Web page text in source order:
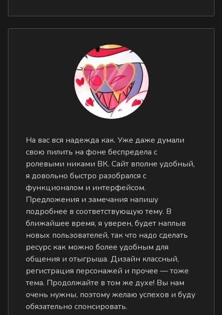
На вас вся надежда как. Уже даже думали
свою пилить на фоне беспредела с
ролевыми никами ВК. Сайт вполне удобный,
я довольно быстро разобрался с
функционалом и интерфейсом.
Предложения и замечания напишу
подробнее в соответствующую тему. В
ближайшее время, я уверен, будет наплыв
новых пользователей, так что надо сделать
ресурс как можно более удобным для
общения и отыгрыша. Дизайн классный,
регистрация персонажей и прочее — тоже
тема. Продолжайте в том же духе! Вы нам
очень нужны, поэтому желаю успехов и буду
обязательно спонсировать.